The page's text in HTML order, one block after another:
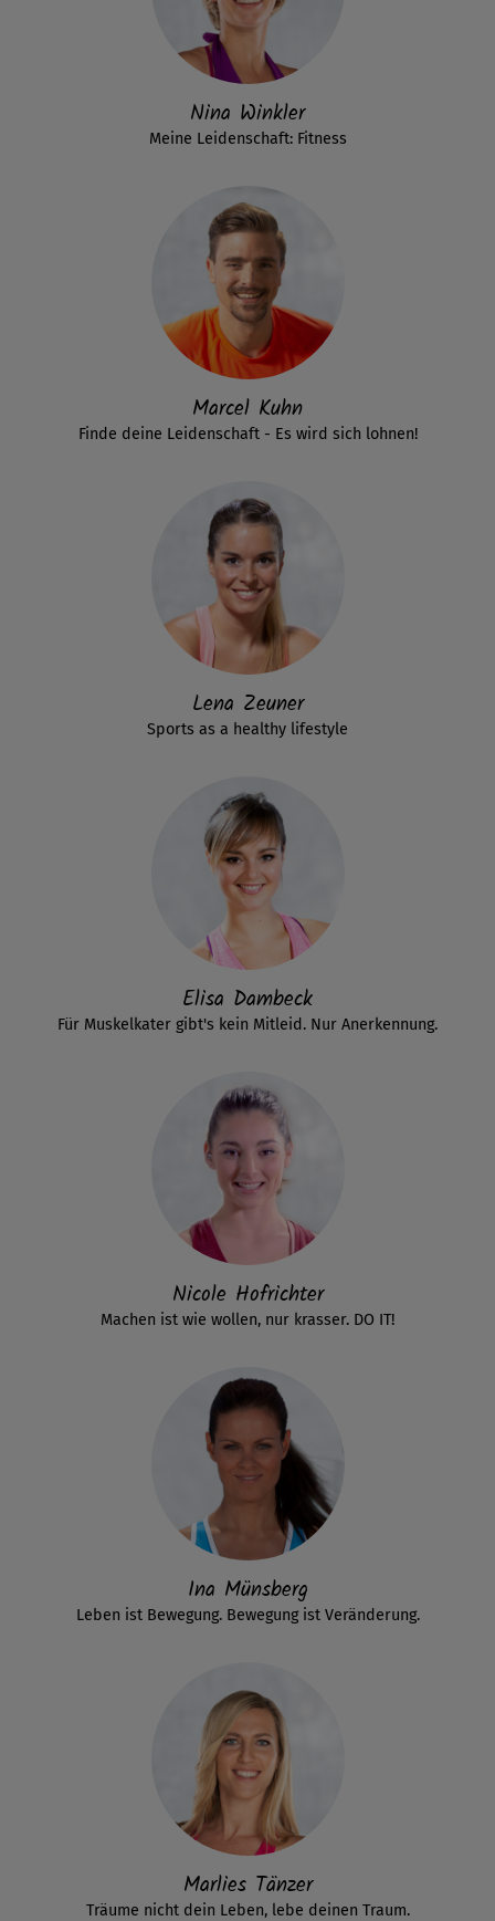
Nina Winkler
Meine Leidenschaft: Fitness
Marcel Kuhn
Finde deine Leidenschaft - Es wird sich lohnen!
Lena Zeuner
Sports as a healthy lifestyle
Elisa Dambeck
Für Muskelkater gibt's kein Mitleid. Nur Anerkennung.
Nicole Hofrichter
Machen ist wie wollen, nur krasser. DO IT!
Ina Münsberg
Leben ist Bewegung. Bewegung ist Veränderung.
Marlies Tänzer
Träume nicht dein Leben, lebe deinen Traum.